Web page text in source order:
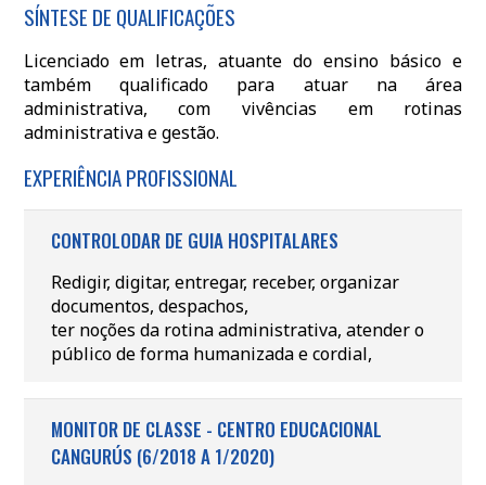
SÍNTESE DE QUALIFICAÇÕES
Licenciado em letras, atuante do ensino básico e
também qualificado para atuar na área
administrativa, com vivências em rotinas
administrativa e gestão.
EXPERIÊNCIA PROFISSIONAL
CONTROLODAR DE GUIA HOSPITALARES
Redigir, digitar, entregar, receber, organizar
documentos, despachos,
ter noções da rotina administrativa, atender o
público de forma humanizada e cordial,
MONITOR DE CLASSE - CENTRO EDUCACIONAL
CANGURÚS (6/2018 A 1/2020)